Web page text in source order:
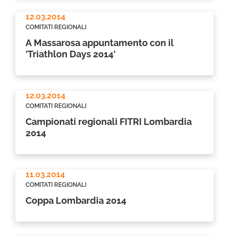
12.03.2014
COMITATI REGIONALI
A Massarosa appuntamento con il
'Triathlon Days 2014'
12.03.2014
COMITATI REGIONALI
Campionati regionali FITRI Lombardia
2014
11.03.2014
COMITATI REGIONALI
Coppa Lombardia 2014